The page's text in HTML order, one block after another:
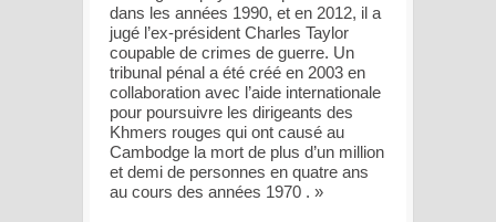
dans les années 1990, et en 2012, il a
jugé l’ex-président Charles Taylor
coupable de crimes de guerre. Un
tribunal pénal a été créé en 2003 en
collaboration avec l’aide internationale
pour poursuivre les dirigeants des
Khmers rouges qui ont causé au
Cambodge la mort de plus d’un million
et demi de personnes en quatre ans
au cours des années 1970 . »